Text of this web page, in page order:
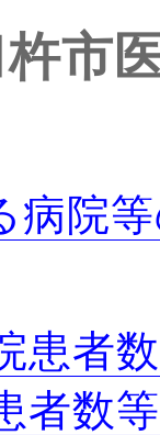
杵市
病院
患者数
者数